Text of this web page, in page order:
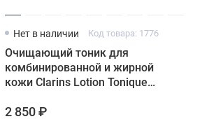
Нет в наличии Код товара: 1776
Очищающий тоник для
комбинированной и жирной
кожи Clarins Lotion Tonique
2 850 ₽